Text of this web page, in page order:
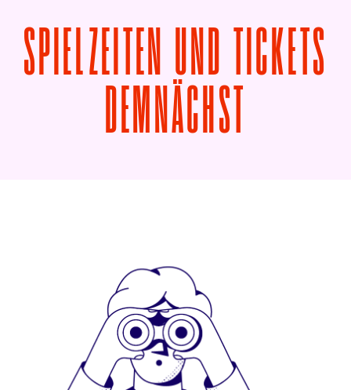
SPIELZEITEN UND TICKETS
DEMNÄCHST